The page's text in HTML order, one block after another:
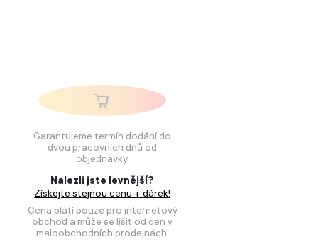
Garantujeme termín dodání do
dvou pracovních dnů od
objednávky.
Nalezli jste levnější?
Získejte stejnou cenu + dárek!
Cena platí pouze pro internetový
obchod a může se lišit od cen v
maloobchodních prodejnách.